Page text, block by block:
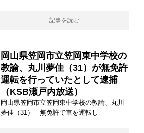
記事を読む
岡山県笠岡市立笠岡東中学校の
教諭、丸川夢佳（31）が無免許
運転を行っていたとして逮捕
（KSB瀬戸内放送）
岡山県笠岡市立笠岡東中学校の教諭、丸川
夢佳（31） 無免許で車を運転し